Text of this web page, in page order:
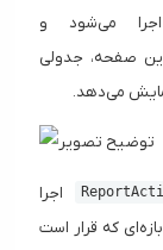
می‌شود و
صفحه، جدولی
اجرا
که قرار است